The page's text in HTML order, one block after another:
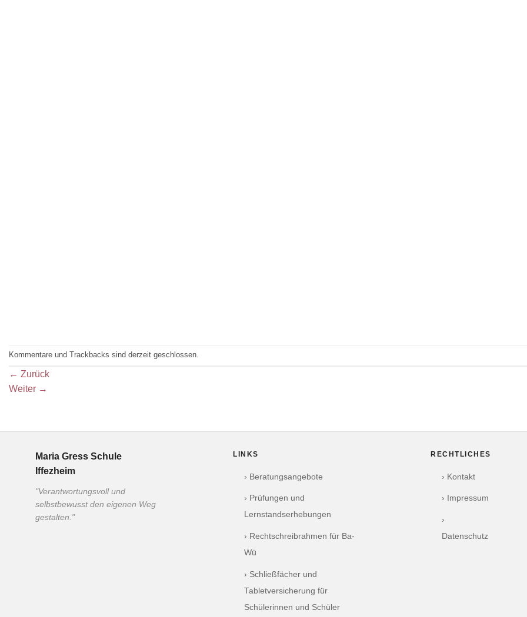
Kommentare und Trackbacks sind derzeit geschlossen.
← Zurück
Weiter →
Maria Gress Schule
Iffezheim
"Verantwortungsvoll und
selbstbewusst den eigenen Weg
gestalten."
LINKS
› Beratungsangebote
› Prüfungen und
Lernstandserhebungen
› Rechtschreibrahmen für Ba-
Wü
› Schließfächer und
Tabletversicherung für
Schülerinnen und Schüler
RECHTLICHES
› Kontakt
› Impressum
›
Datenschutz